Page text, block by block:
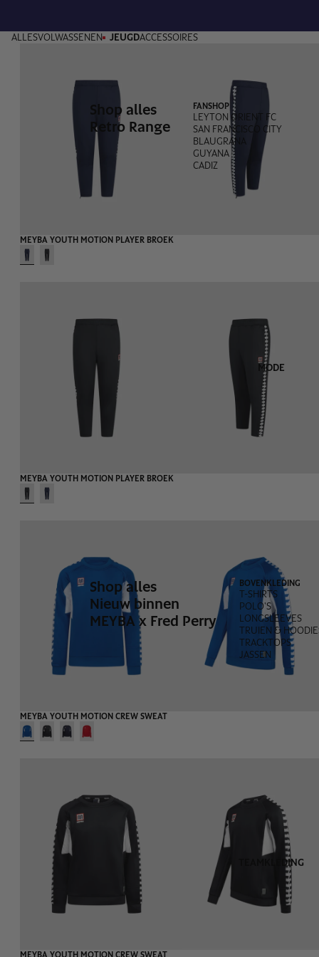
Shop alles
Retro Range
FANSHOP
LEYTON ORIENT FC
SAN FRANCISCO CITY
BLAUGRANA
GUYANA
CADIZ
MODE
Shop alles
Nieuw binnen
MEYBA x Fred Perry
BOVENKLEDING
T-SHIRTS
POLO'S
LONGSLEEVES
TRUIEN &
TRACKTOPS
JASSEN
TEAMKLEDING
ALLESVOLWASSENEN JEUGDACCESSOIRES
MEYBA YOUTH MOTION PLAYER BROEK
MEYBA YOUTH MOTION PLAYER BROEK
MEYBA YOUTH MOTION CREW SWEAT